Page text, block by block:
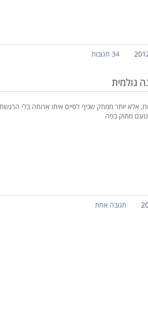
34 תגובות
גולמית
אלא יותר ממתק שכיף לסיים איתו ארוחה בלי הרגשת
מתוק בפה
תגובה אחת